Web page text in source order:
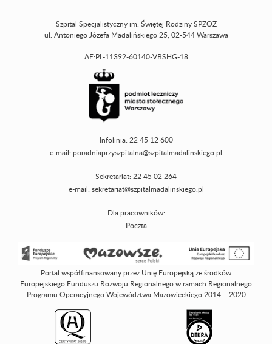
Szpital Specjalistyczny im. Świętej Rodziny SPZOZ
ul. Antoniego Józefa Madalińskiego 25, 02-544 Warszawa
AE:PL-11392-60140-VBSHG-18
Infolinia: 22 45 12 600
e-mail: poradniaprzyszpitalna@szpitalmadalinskiego.pl
Sekretariat: 22 45 02 264
e-mail: sekretariat@szpitalmadalinskiego.pl
Dla pracowników:
Poczta
Portal współfinansowany przez Unię Europejską ze środków
Europejskiego Funduszu Rozwoju Regionalnego w ramach Regionalnego
Programu Operacyjnego Województwa Mazowieckiego 2014 – 2020